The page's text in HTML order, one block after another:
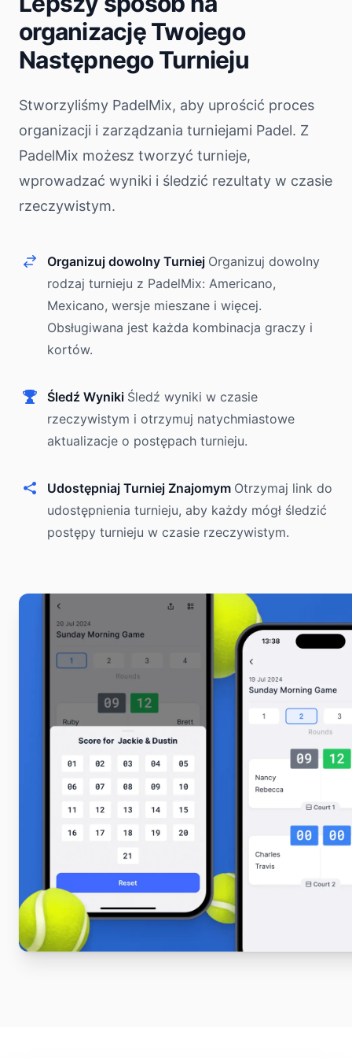
organizację Twojego
Następnego Turnieju
Stworzyliśmy PadelMix, aby uprościć proces
organizacji i zarządzania turniejami Padel. Z
PadelMix możesz tworzyć turnieje,
wprowadzać wyniki i śledzić rezultaty w czasie
rzeczywistym.
Organizuj dowolny Turniej Organizuj dowolny
rodzaj turnieju z PadelMix: Americano,
Mexicano, wersje mieszane i więcej.
Obsługiwana jest każda kombinacja graczy i
kortów.
Śledź Wyniki Śledź wyniki w czasie
rzeczywistym i otrzymuj natychmiastowe
aktualizacje o postępach turnieju.
Udostępniaj Turniej Znajomym Otrzymaj link do
udostępnienia turnieju, aby każdy mógł śledzić
postępy turnieju w czasie rzeczywistym.